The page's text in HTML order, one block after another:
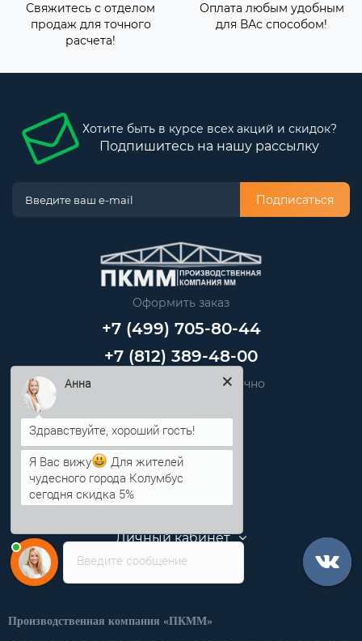
Свяжитесь с отделом
продаж для точного
расчета!
Оплата любым удобным
для ВАс способом!
Хотите быть в курсе всех акций и скидок?
Подпишитесь на нашу рассылку
Подписаться
Оформить заказ
+7 (499) 705-80-44
+7 (812) 389-48-00
Звоните нам круглосуточно
Информация
Категории
Личный кабинет
Производственная компания «ПКММ»
Введите сообщение
Здравствуйте, хороший гость!
Я Вас вижу
Для жителей
чудесного города Колумбус
сегодня скидка 5%